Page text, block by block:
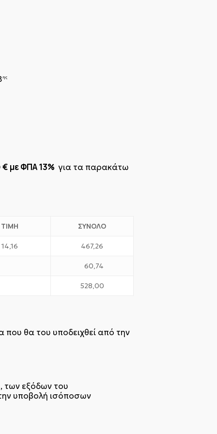
ης
€ με ΦΠΑ 13% για τα παρακάτω
ΤΙΜΗ ΣΥΝΟΛΟ
14,16 467,26
60,74
528,00
θα του υποδειχθεί από την
των εξόδων του
υποβολή ισόποσων